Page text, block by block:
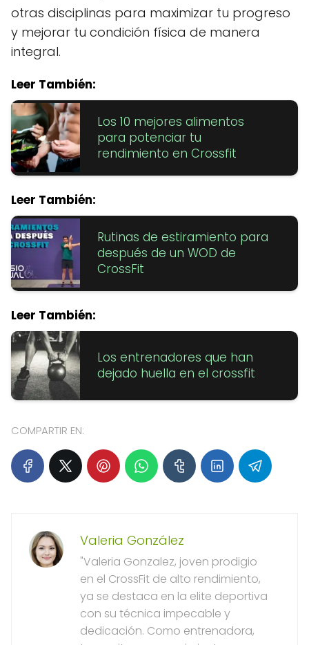
otras disciplinas para maximizar tu progreso
y mejorar tu condición física de manera
integral.
Leer También:
Los 10 mejores alimentos
para potenciar tu
rendimiento en Crossfit
Leer También:
Rutinas de estiramiento para
después de un WOD de
CrossFit
Leer También:
Los entrenadores que han
dejado huella en el crossfit
COMPARTIR EN:
Valeria González
"Valeria Gonzalez, joven prodigio
en el CrossFit de alto rendimiento,
ya se destaca en la elite deportiva
con su técnica impecable y
dedicación. Como entrenadora,